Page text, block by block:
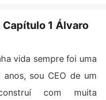
Desejos sem limites Capítulo 1 Álvaro
vida sempre foi uma
sou CEO de um
com muita